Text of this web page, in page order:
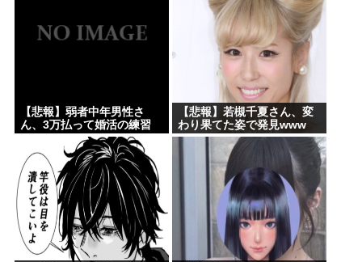
【悲報】弱者中年男性さ
ん、3万払って婚活の練習
【悲報】若槻千夏さん、変
わり果てた姿で発見www